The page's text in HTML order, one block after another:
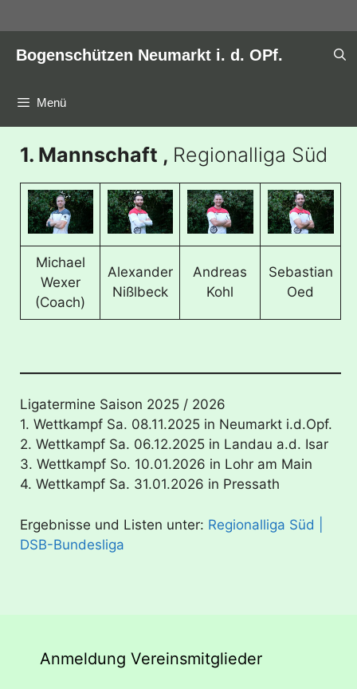
Inhalt
springen
Bogenschützen Neumarkt i. d. OPf.
Menü
1. Mannschaft , Regionalliga Süd
Michael
Wexer
(Coach)
Alexander
Nißlbeck
Andreas
Kohl
Sebastian
Oed
Ligatermine Saison 2025 / 2026
1. Wettkampf Sa. 08.11.2025 in Neumarkt i.d.Opf.
2. Wettkampf Sa. 06.12.2025 in Landau a.d. Isar
3. Wettkampf So. 10.01.2026 in Lohr am Main
4. Wettkampf Sa. 31.01.2026 in Pressath
Ergebnisse und Listen unter: Regionalliga Süd |
DSB-Bundesliga
Anmeldung Vereinsmitglieder